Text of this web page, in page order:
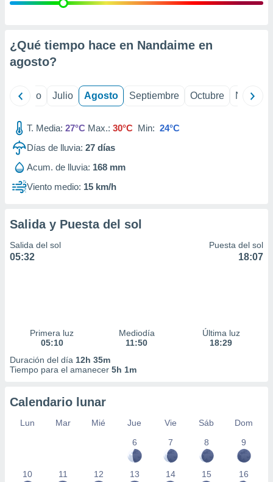
e
mediante
publicidad
de
1199
¿Qué tiempo hace en Nandaime en
agosto?
Junio Julio Agosto Septiembre Octubre
T. Media: 27°C Max.: 30°C Min: 24°C
Días de lluvia: 27 días
Acum. de lluvia: 168 mm
Viento medio: 15 km/h
Salida y Puesta del sol
Salida del sol
05:32
Puesta del sol
18:07
Primera luz
05:10
Mediodía
11:50
Última luz
18:29
Duración del día 12h 35m
Tiempo para el amanecer 5h 1m
Calendario lunar
Lun Mar Mié Jue Vie Sáb
Dom
6
7 8 9
10 11 12 13 14 15 16